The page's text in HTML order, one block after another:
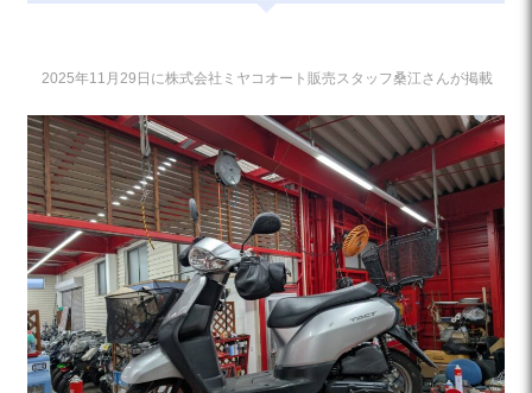
2025年11月29日に株式会社ミヤコオート販売スタッフ桑江さんが掲載